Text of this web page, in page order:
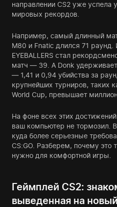
направлении CS2 уже успела
мировых рекордов.
Например, самый длинный
M80 и Fnatic длился 71
EYEBALLERS стал
матч — 39. А Donk
— 1,41 и 0,94 убийства за
крупнейших турниров, таких
World Cup, превышает
На фоне всех этих
ваш компьютер не тормозил.
куда более серьезные
CS:GO. Разберем, почему это
нужно для комфортной игры.
Геймплей CS2:
выведенная на